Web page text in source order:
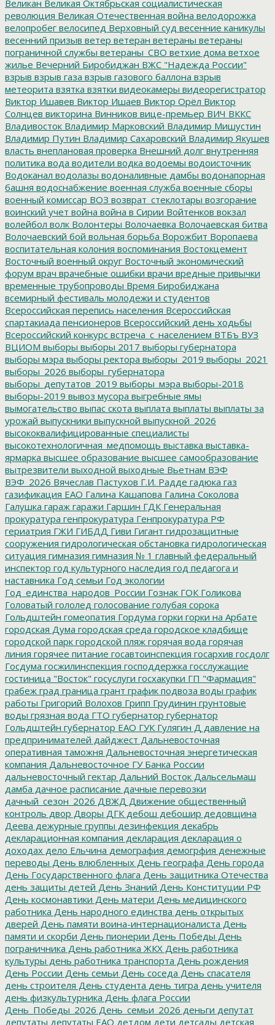
Великан Великая Октябрьская социалистическая
революция Великая Отечественная война велодорожка
велопробег велосипед Верховный суд весенние каникулы
весенний призыв ветер ветеран ветераны ветераны
пограничной службы ветераны_СВО ветхие дома ветхое
жилье Вечерний Биробиджан ВЖС "Надежда России"
взрыв взрыв газа взрыв газового баллона взрыв
метеорита взятка взятки видеокамеры видеорегистратор
Виктор Ишавев Виктор Ишаев Виктор Орёл Виктор
Солнцев викторина Винников вице-премьер ВИЧ ВККС
Владивосток Владимир Марковский Владимир Мишустин
Владимир Путин Владимир Сахаровский Владимир Якушев
власть внеплановая проверка Внешний долг внутренняя
политика вода водители водка водоемы водоисточник
Водоканал водолазы водоналивные дамбы водонапорная
башня водоснабжение военная служба военные сборы
военный комиссар ВОЗ возврат_стеклотары возгорание
воинский учет война война в Сирии Войтенков вокзал
волейбол волк Волонтеры Волочаевка Волочаевская битва
Волочаевский бой вольная борьба Ворожбит Воропаева
воспитательная колония воспоминания Востокцемент
Восточный военный округ Восточный экономический
форум врач врачебные ошибки врачи вредные привычки
временные трубопроводы Время Биробиджана
всемирный фестиваль молодежи и студентов
Всероссийская перепись населения Всероссийская
спартакиада пенсионеров Всероссийский день ходьбы
Всероссийский конкурс встреча_с_населением ВТБъ ВУЗ
ВЦИОМ выборы выборы 2017 выборы губернатора
выборы мэра выборы ректора выборы_2019 выборы_2021
выборы_2026 выборы_губернатора
выборы_депутатов_2019 выборы_мэра выборы-2018
выборы-2019 вывоз мусора выгребные ямы
вымогательство выпас скота выплата выплаты выплаты за
урожай выпускники выпускной выпускной_2026
высококвалифицированные специалисты
высокотехнологичная_медпомощь выставка выставка-
ярмарка высшее образование высшее самообразование
вытрезвители выходной выходные Вьетнам ВЭФ
ВЭФ_2026 Вячеслав Пастухов Г.И. Радде гадюка газ
газификация ЕАО Галина Кашапова Галина Соколова
Галушка гараж гаражи Гаршин ГДК Генеральная
прокуратура генпрокуратура Генпрокуратура РФ
гериатрия ГЖИ ГИБДД Гиви Гигант гидрозащитные
сооружения гидрологическая обстановка гидрологическая
ситуация гимназия гимназия № 1 главный федеральный
инспектор год культурного наследия год педагога и
наставника Год семьи Год экологии
Год_единства_народов_России Гознак ГОК Голикова
Головатый гололед голосование голубая сорока
Гольдштейн гомеопатия Гордума горки горки на Арбате
городская Дума городская среда городское кладбище
городской парк городской пляж горячая вода горячая
линия горячее питание госавтоинспекция госархив госдолг
Госдума госжилинспекция господдержка госслужащие
гостиница "Восток" госуслуги госхакупки ГП "Фармация"
грабеж град граница грант график подвоза воды график
работы Григорий Волохов Грипп Грудинин грунтовые
воды грязная вода ГТО губернатор губернатор
Гольдштейн губернатор ЕАО ГУК Гулягин Д давление на
предпринимателей дайджест Дальневосточная
оперативная таможня Дальневосточная энергетическая
компания Дальневосточное ГУ Банка России
дальневосточный гектар Дальний Восток Дальсельмаш
дамба дачное расписание дачные перевозки
дачный_сезон_2026 ДВЖД Движение общественный
контроль двор Дворы ДГК дебош дебошир дедовщина
Деева дежурные группы дезинфекция декабрь
декларационная компания декларация декларация о
доходах дело Ельчина демография демогрфия денежные
переводы День влюбленных День географа День города
День Государственного флага День защитника Отечества
день защиты детей День Знаний День Конституции РФ
День космонавтики День матери День медицинского
работника День народного единства день открытых
дверей День памяти воина-интернационалиста День
памяти и скорби День пионерии День Победы День
пограничника День работника ЖКХ День работника
культуры день работника транспорта День рождения
День России День семьи День соседа День спасателя
день строителя День студента день тигра день учителя
день физкультурника День флага России
День_Победы_2026 День_семьи_2026 деньги депутат
депутаты депутаты ЕАО детдом дети детсады детская